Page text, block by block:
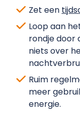
Zet een
Loop aan
rondje door
niets over
Ruim
meer
energie.